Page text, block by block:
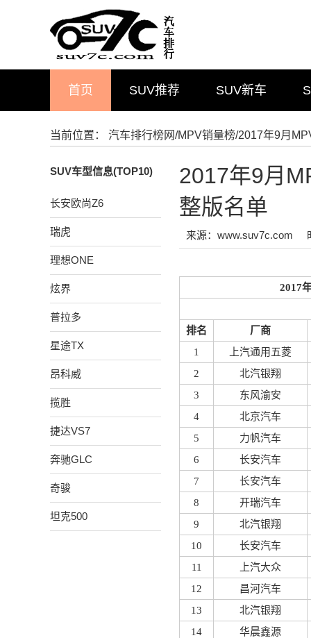
首页 SUV推荐 SUV新车
当前位置： 汽车排行榜网/MPV销量榜/2017年9月
SUV车型信息(TOP10)
长安欧尚Z6
瑞虎
理想ONE
炫界
普拉多
星途TX
昂科威
揽胜
捷达VS7
奔驰GLC
奇骏
坦克500
2017年9月
整版名单
来源：www.suv7c.com
2017
排名
厂商
1
上汽通用五菱
2
北汽银翔
3
东风渝安
4
北京汽车
5
力帆汽车
6
长安汽车
7
长安汽车
8
开瑞汽车
9
北汽银翔
10
长安汽车
11
上汽大众
12
昌河汽车
13
北汽银翔
14
华晨鑫源